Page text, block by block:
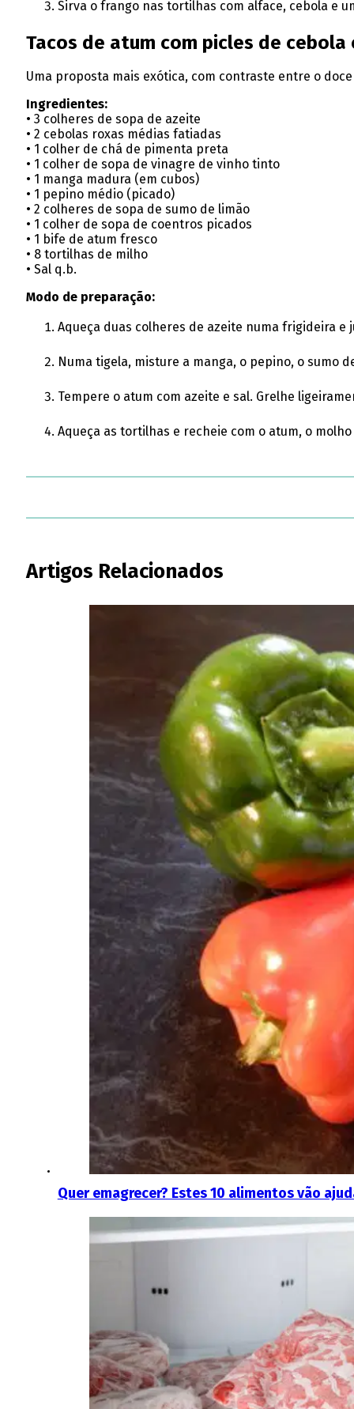
Sirva o frango nas tortilhas com alface, cebola e
Tacos de atum com picles de cebola
Uma proposta mais exótica, com contraste entre o
Ingredientes:
• 3 colheres de sopa de azeite
• 2 cebolas roxas médias fatiadas
• 1 colher de chá de pimenta preta
• 1 colher de sopa de vinagre de vinho tinto
• 1 manga madura (em cubos)
• 1 pepino médio (picado)
• 2 colheres de sopa de sumo de limão
• 1 colher de sopa de coentros picados
• 1 bife de atum fresco
• 8 tortilhas de milho
• Sal q.b.
Modo de preparação:
Aqueça duas colheres de azeite numa frigideira e
Numa tigela, misture a manga, o pepino, o sumo
Tempere o atum com azeite e sal. Grelhe
Aqueça as tortilhas e recheie com o atum, o
Artigos Relacionados
Quer emagrecer? Estes 10 alimentos vão